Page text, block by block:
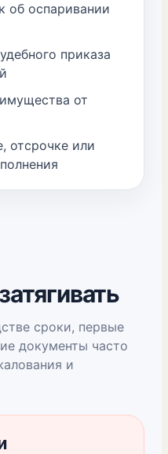
об оспаривании
приказа
от
отсрочке или
сроки, первые
документы часто
и